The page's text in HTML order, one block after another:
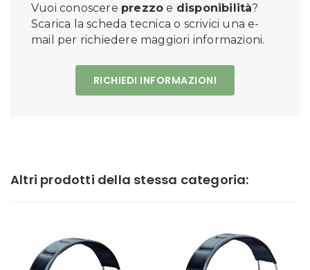
Vuoi conoscere prezzo e disponibilità?
Scarica la scheda tecnica o scrivici una e-
mail per richiedere maggiori informazioni.
RICHIEDI INFORMAZIONI
Altri prodotti della stessa categoria: